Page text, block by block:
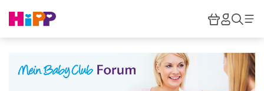
HiPP